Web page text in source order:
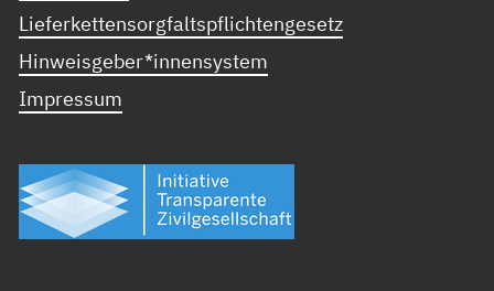
Lieferkettensorgfaltspflichtengesetz
Hinweisgeber*innensystem
Impressum